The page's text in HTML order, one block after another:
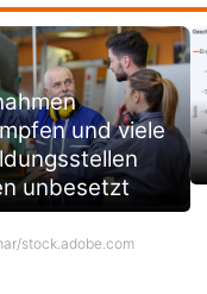
und viele
unbesetzt
stock.adobe.com